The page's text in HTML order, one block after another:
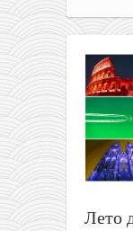
из
за
78€
обратно
Лето